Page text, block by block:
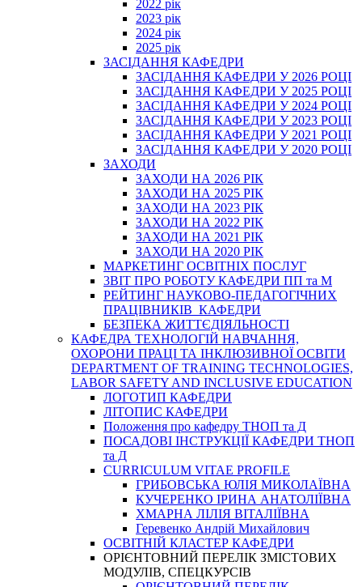
2022 рік
2023 рік
2024 рік
2025 рік
ЗАСІДАННЯ КАФЕДРИ
ЗАСІДАННЯ КАФЕДРИ У 2026 РОЦІ
ЗАСІДАННЯ КАФЕДРИ У 2025 РОЦІ
ЗАСІДАННЯ КАФЕДРИ У 2024 РОЦІ
ЗАСІДАННЯ КАФЕДРИ У 2023 РОЦІ
ЗАСІДАННЯ КАФЕДРИ У 2021 РОЦІ
ЗАСІДАННЯ КАФЕДРИ У 2020 РОЦІ
ЗАХОДИ
ЗАХОДИ НА 2026 РІК
ЗАХОДИ НА 2025 РІК
ЗАХОДИ НА 2023 РІК
ЗАХОДИ НА 2022 РІК
ЗАХОДИ НА 2021 РІК
ЗАХОДИ НА 2020 РІК
МАРКЕТИНГ ОСВІТНІХ ПОСЛУГ
3BIT ПРО РОБОТУ КАФЕДРИ ПП та М
РЕЙТИНГ НАУКОВО-ПЕДАГОГІЧНИХ
ПРАЦІВНИКІВ КАФЕДРИ
БЕЗПЕКА ЖИТТЄДІЯЛЬНОСТІ
КАФЕДРА ТЕХНОЛОГІЙ НАВЧАННЯ,
ОХОРОНИ ПРАЦІ ТА ІНКЛЮЗИВНОЇ ОСВІТИ
DEPARTMENT OF TRAINING TECHNOLOGIES,
LABOR SAFETY AND INCLUSIVE EDUCATION
ЛОГОТИП КАФЕДРИ
ЛІТОПИС КАФЕДРИ
Положення про кафедру ТНОП та Д
ПОСАДОВІ ІНСТРУКЦІЇ КАФЕДРИ ТНОП
та Д
CURRICULUM VITAE PROFILE
ГРИБОВСЬКА ЮЛІЯ МИКОЛАЇВНА
КУЧЕРЕНКО ІРИНА АНАТОЛІЇВНА
ХМАРНА ЛІЛІЯ ВІТАЛІЇВНА
Геревенко Андрій Михайлович
ОСВІТНІЙ КЛАСТЕР КАФЕДРИ
ОРІЄНТОВНИЙ ПЕРЕЛІК ЗМІСТОВИХ
МОДУЛІВ, СПЕЦКУРСІВ